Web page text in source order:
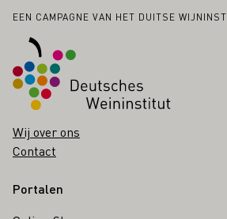
Voettekst
EEN CAMPAGNE VAN HET DUITSE
Wij over ons
Contact
Portalen